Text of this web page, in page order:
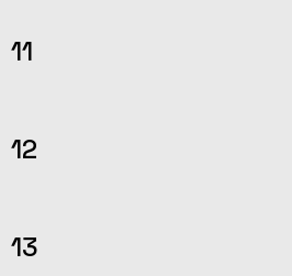
11
12
13